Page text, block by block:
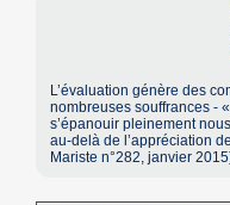
L’évaluation génère des
nombreuses souffrances -
s’épanouir pleinement
au-delà de l’appréciation
Mariste n°282, janvier